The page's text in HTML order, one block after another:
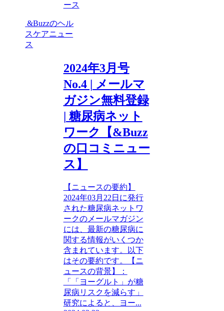
ース
&Buzzのヘル
スケアニュー
ス
2024年3月号
No.4 | メールマ
ガジン無料登録
| 糖尿病ネット
ワーク【&Buzz
の口コミニュー
ス】
【ニュースの要約】
2024年03月22日に発行
された糖尿病ネットワ
ークのメールマガジン
には、最新の糖尿病に
関する情報がいくつか
含まれています。以下
はその要約です。【ニ
ュースの背景】：
「「ヨーグルト」が糖
尿病リスクを減らす」
研究によると、ヨー...